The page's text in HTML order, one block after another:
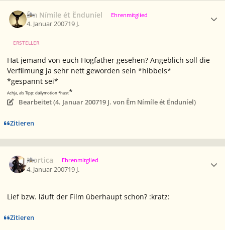
Êm Nímíle ét Ënduníel Ehrenmitglied
4. Januar 200719 J.
ERSTELLER
Hat jemand von euch Hogfather gesehen? Angeblich soll die
Verfilmung ja sehr nett geworden sein *hibbels*
*gespannt sei*
Achja, als Tipp: dailymotion *hust*
Bearbeitet (4. Januar 200719 J. von Êm Nímíle ét Ënduníel)
Zitieren
Mortica Ehrenmitglied
4. Januar 200719 J.
Lief bzw. läuft der Film überhaupt schon? :kratz:
Zitieren